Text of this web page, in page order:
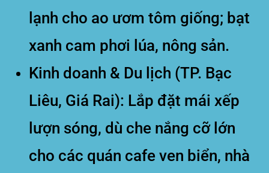
lạnh cho ao ươm tôm giống; bạt
xanh cam phơi lúa, nông sản.
Kinh doanh & Du lịch (TP. Bạc
Liêu, Giá Rai): Lắp đặt mái xếp
lượn sóng, dù che nắng cỡ lớn
cho các quán cafe ven biển, nhà